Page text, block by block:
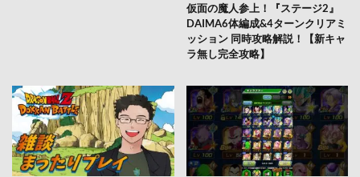
仮面の魔人参上！『ステージ2』
DAIMA6体編成&4ターンクリアミ
ッション 同時攻略解説！【新キャ
ラ無し完全攻略】